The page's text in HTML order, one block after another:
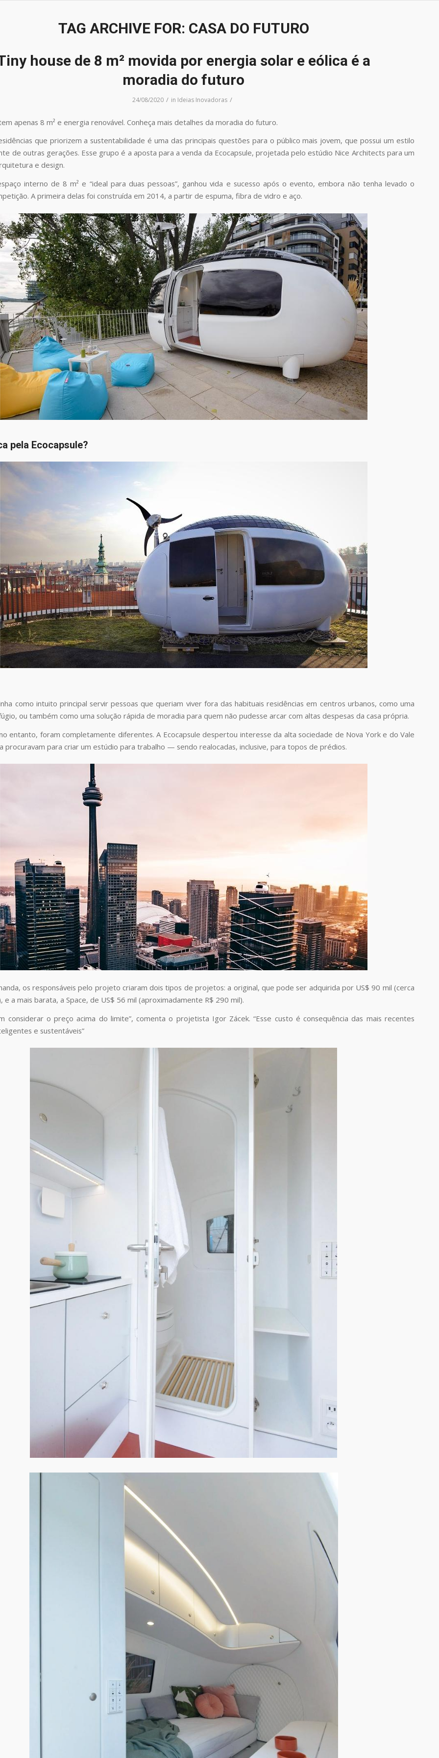
TAG ARCHIVE FOR: CASA DO FUTURO
house de 8 m² movida por energia solar e eólica é a
moradia do futuro
24/08/2020 / in Ideias Inovadoras /
apenas 8 m² e energia renovável. Conheça mais detalhes da moradia do futuro.
que priorizem a sustentabilidade é uma das principais questões para o público mais jovem, que possui um estilo
de outras gerações. Esse grupo é a aposta para a venda da Ecocapsule, projetada pelo estúdio Nice Architects para um
e design.
interno de 8 m² e “ideal para duas pessoas”, ganhou vida e sucesso após o evento, embora não tenha levado o
A primeira delas foi construída em 2014, a partir de espuma, fibra de vidro e aço.
pela Ecocapsule?
como intuito principal servir pessoas que queriam viver fora das habituais residências em centros urbanos, como uma
ou também como uma solução rápida de moradia para quem não pudesse arcar com altas despesas da casa própria.
entanto, foram completamente diferentes. A Ecocapsule despertou interesse da alta sociedade de Nova York e do Vale
procuravam para criar um estúdio para trabalho — sendo realocadas, inclusive, para topos de prédios.
os responsáveis pelo projeto criaram dois tipos de projetos: a original, que pode ser adquirida por US$ 90 mil (cerca
e a mais barata, a Space, de US$ 56 mil (aproximadamente R$ 290 mil).
considerar o preço acima do limite”, comenta o projetista Igor Zácek. “Esse custo é consequência das mais recentes
e sustentáveis”